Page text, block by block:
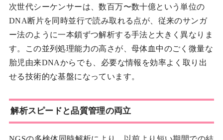
次世代シーケンサーは、数百万〜数十億という単位の
DNA断片を同時並行で読み取れる点が、従来のサンガ
ー法のように一本鎖ずつ解析する手法と大きく異なりま
す。この並列処理能力の高さが、母体血中のごく微量な
胎児由来DNAからでも、必要な情報を効率よく取り出
せる技術的な基盤になっています。
解析スピードと品質管理の両立